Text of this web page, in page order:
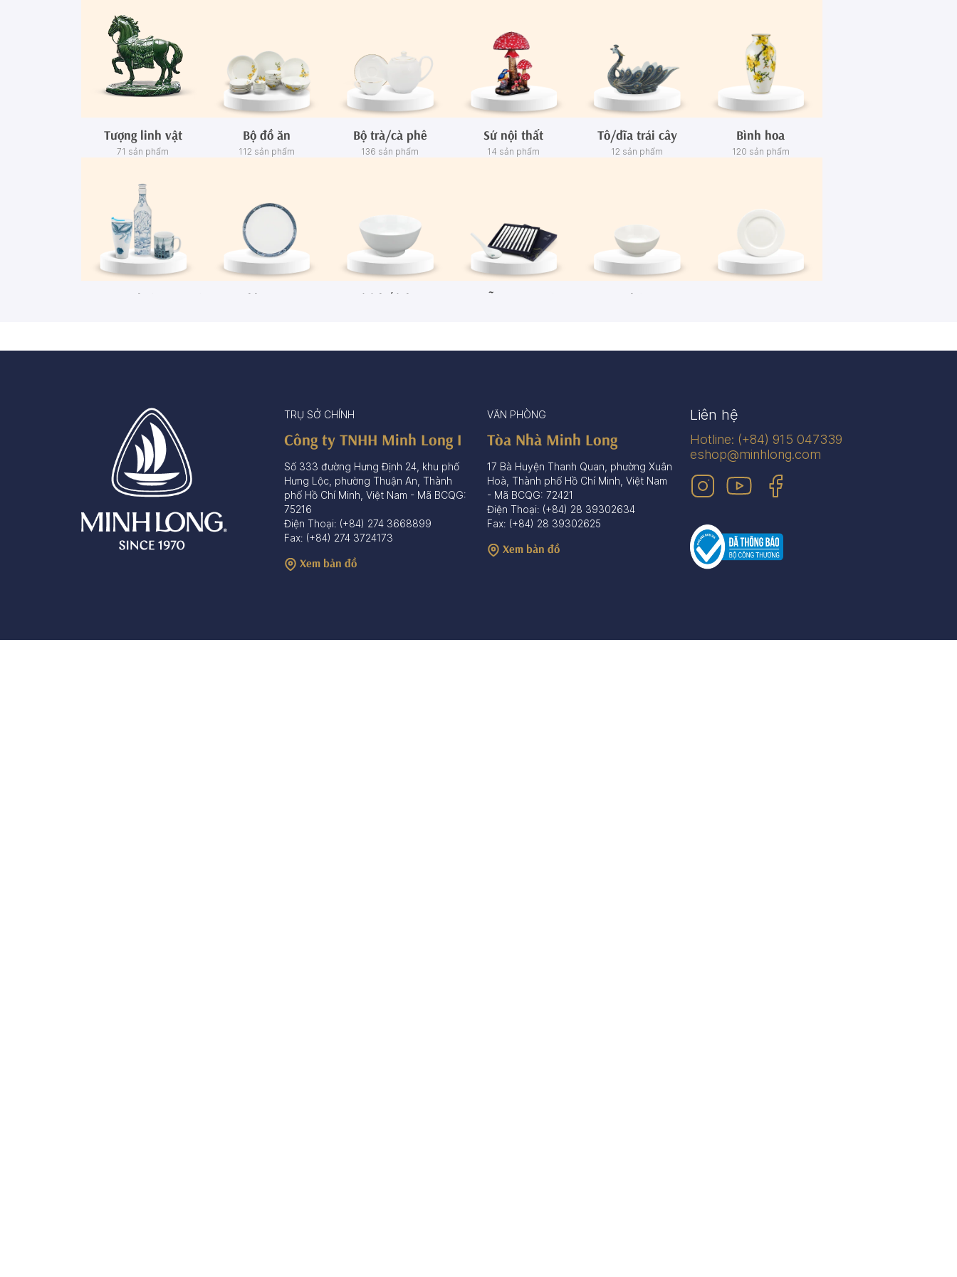
Tượng linh vật
71 sản phẩm
Bộ đồ ăn
112 sản phẩm
Bộ trà/cà phê
136 sản phẩm
Sứ nội thất
14 sản phẩm
Tô/dĩa trái cây
12 sản phẩm
Bình hoa
120 sản phẩm
Ca - Ly - Chai - Hộp sứ Bộ khay rượu Tô/Thố/Khay Muỗng - Đũa sứ Chén
TRỤ SỞ CHÍNH
Công ty TNHH Minh Long I
Số 333 đường Hưng Định 24, khu phố
Hưng Lộc, phường Thuận An, Thành
phố Hồ Chí Minh, Việt Nam - Mã BCQG:
75216
Điện Thoại: (+84) 274 3668899
Fax: (+84) 274 3724173
Xem bản đồ
VĂN PHÒNG
Tòa Nhà Minh Long
17 Bà Huyện Thanh Quan, phường Xuân
Hoà, Thành phố Hồ Chí Minh, Việt Nam
- Mã BCQG: 72421
Điện Thoại: (+84) 28 39302634
Fax: (+84) 28 39302625
Xem bản đồ
Liên hệ
Hotline: (+84) 915 047339
eshop@minhlong.com